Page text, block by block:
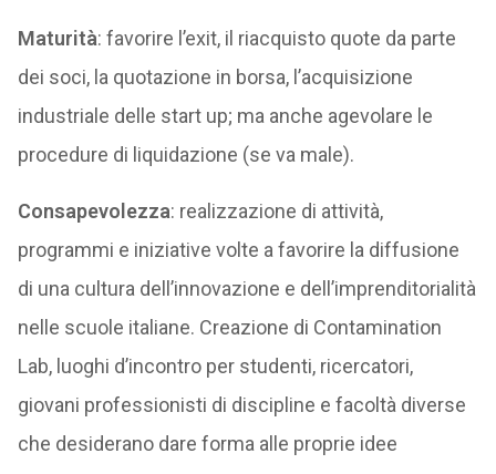
Maturità: favorire l’exit, il riacquisto quote da parte
dei soci, la quotazione in borsa, l’acquisizione
industriale delle start up; ma anche agevolare le
procedure di liquidazione (se va male).
Consapevolezza: realizzazione di attività,
programmi e iniziative volte a favorire la diffusione
di una cultura dell’innovazione e dell’imprenditorialità
nelle scuole italiane. Creazione di Contamination
Lab, luoghi d’incontro per studenti, ricercatori,
giovani professionisti di discipline e facoltà diverse
che desiderano dare forma alle proprie idee